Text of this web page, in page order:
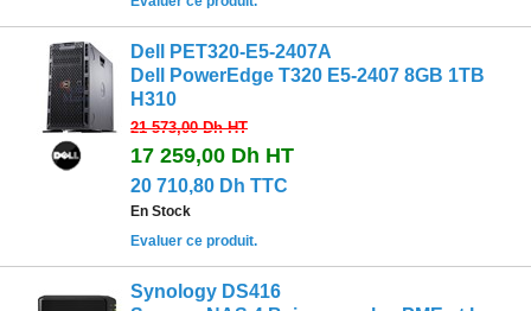
Dell PET320-E5-2407A
Dell PowerEdge T320 E5-2407 8GB 1TB
H310
21 573,00 DhHT
17 259,00 Dh HT
20 710,80 Dh TTC
En Stock
Evaluer ce produit.
Synology DS416